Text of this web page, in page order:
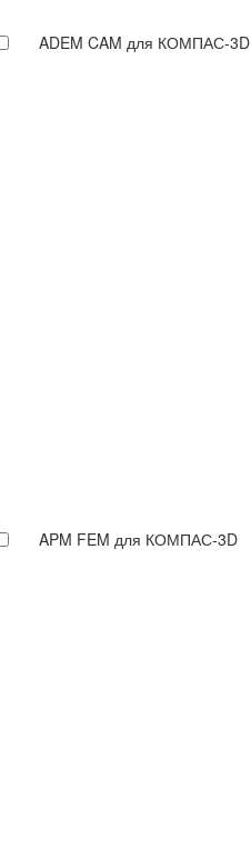
ADEM CAM для КОМПАС-3D
APM FEM для КОМПАС-3D